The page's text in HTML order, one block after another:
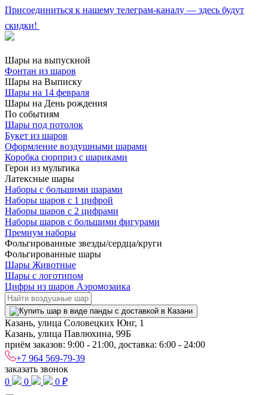
Присоединиться к нашему телеграм-каналу — здесь будут
скидки!
Шары на выпускной
Фонтан из шаров
Шары на Выписку
Шары на 14 февраля
Шары на День рождения
По событиям
Шары под потолок
Букет из шаров
Оформление воздушными шарами
Коробка сюрприз с шариками
Герои из мультика
Латексные шары
Наборы с большими шарами
Наборы шаров с 1 цифрой
Наборы шаров с 2 цифрами
Наборы шаров с большими фигурами
Премиум наборы
Фольгированные звезды/сердца/круги
Фольгированные шары
Шары Животные
Шары с логотипом
Цифры из шаров Аэромозаика
Казань, улица Соловецких Юнг, 1
Казань, улица Павлюхина, 99Б
приём заказов: 9:00 - 21:00, доставка: 6:00 - 24:00
+7 964 569-79-39
заказать звонок
0
0 0 ₽